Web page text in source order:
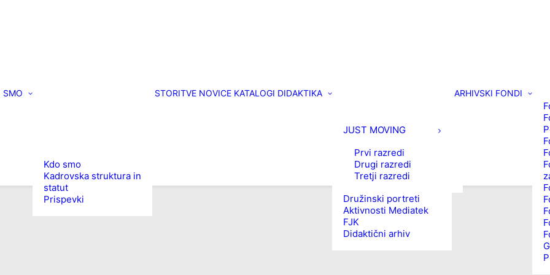
SMO
Kdo smo
Kadrovska struktura in
statut
Prispevki
STORITVE NOVICE KATALOGI DIDAKTIKA
JUST MOVING
Prvi razredi
Drugi razredi
Tretji razredi
Družinski portreti
Aktivnosti Mediatek
FJK
Didaktični arhiv
ARHIVSKI FONDI